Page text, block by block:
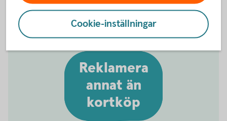
Reklamera
annat än
kortköp
Cookie-inställningar